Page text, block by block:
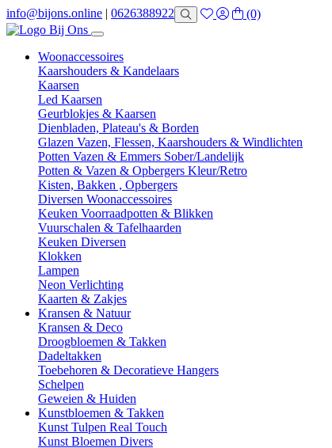
info@bijons.online | 0626388922 (0)
Woonaccessoires
Kaarshouders & Kandelaars
Kaarsen
Led Kaarsen
Geurblokjes & Kaarsen
Dienbladen, Plateau's & Borden
Glazen Vazen, Flessen, Kaarshouders & Windlichten
Potten Vazen & Emmers Sober/Landelijk
Potten & Vazen & Opbergers Kleur/Retro
Kisten, Bakken , Opbergers
Diversen Woonaccessoires
Keuken Voorraadpotten & Blikken
Vuurschalen & Tafelhaarden
Keuken Diversen
Klokken
Lampen
Neon Verlichting
Kaarten & Zakjes
Kransen & Natuur
Kransen & Deco
Droogbloemen & Takken
Dadeltakken
Toebehoren & Decoratieve Hangers
Schelpen
Geweien & Huiden
Kunstbloemen & Takken
Kunst Tulpen Real Touch
Kunst Bloemen Divers